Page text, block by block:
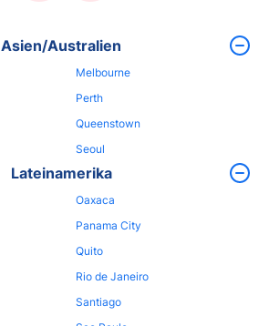
Asien/Australien
Melbourne
Perth
Queenstown
Seoul
Lateinamerika
Oaxaca
Panama City
Quito
Rio de Janeiro
Santiago